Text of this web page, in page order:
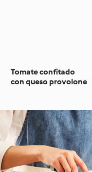
Tomate confitado
con queso provolone